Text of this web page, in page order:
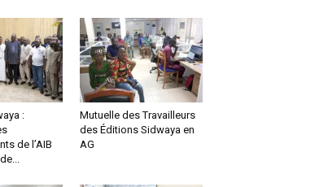
:
de l’AIB
Mutuelle des Travailleurs
des Éditions Sidwaya en
AG